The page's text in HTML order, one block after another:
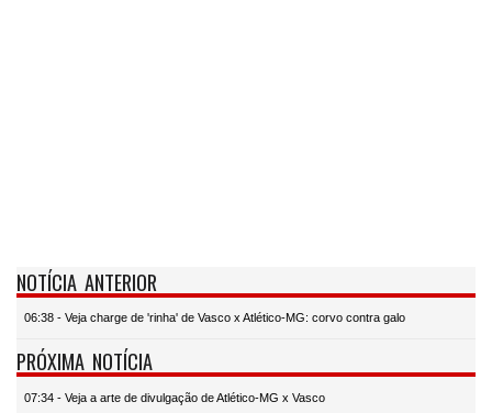
NOTÍCIA ANTERIOR
06:38 - Veja charge de 'rinha' de Vasco x Atlético-MG: corvo contra galo
PRÓXIMA NOTÍCIA
07:34 - Veja a arte de divulgação de Atlético-MG x Vasco